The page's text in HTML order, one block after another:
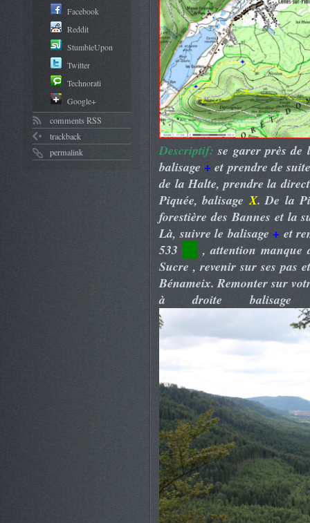
Facebook
Reddit
StumbleUpon
Twitter
Technorati
Google+
comments RSS
trackback
permalink
Descriptif: se garer près de
balisage+ et prendre de
de la Halte, prendre la
Piquée, balisageX. De la
forestière des Bannes et la
Là, suivre le balisage+ et
533
, attention manque
Sucre , revenir sur ses pas
Bénameix. Remonter sur
à droite